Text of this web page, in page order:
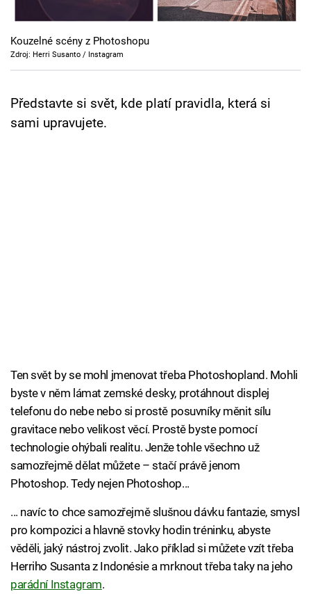
Cool Esport
Pořady
Sledujte prima+
Kouzelné scény z Photoshopu
Zdroj: Herri Susanto / Instagram
Představte si svět, kde platí pravidla, která si
sami upravujete.
Ten svět by se mohl jmenovat třeba Photoshopland. Mohli
byste v něm lámat zemské desky, protáhnout displej
telefonu do nebe nebo si prostě posuvníky měnit sílu
gravitace nebo velikost věcí. Prostě byste pomocí
technologie ohýbali realitu. Jenže tohle všechno už
samozřejmě dělat můžete – stačí právě jenom
Photoshop. Tedy nejen Photoshop...
... navíc to chce samozřejmě slušnou dávku fantazie, smysl
pro kompozici a hlavně stovky hodin tréninku, abyste
věděli, jaký nástroj zvolit. Jako příklad si můžete vzít třeba
Herriho Susanta z Indonésie a mrknout třeba taky na jeho
parádní Instagram.